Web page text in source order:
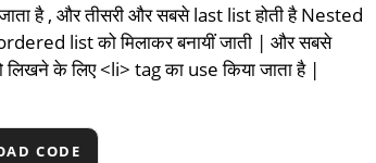
है , और तीसरी और सबसे last list होती है Nested
list को मिलाकर बनायीं जाती | और सबसे
के लिए <li> tag का use किया जाता है |
CODE